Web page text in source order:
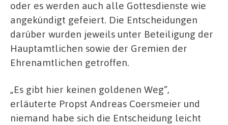
oder es werden auch alle Gottesdienste wie
angekündigt gefeiert. Die Entscheidungen
darüber wurden jeweils unter Beteiligung der
Hauptamtlichen sowie der Gremien der
Ehrenamtlichen getroffen.
„Es gibt hier keinen goldenen Weg“,
erläuterte Propst Andreas Coersmeier und
niemand habe sich die Entscheidung leicht